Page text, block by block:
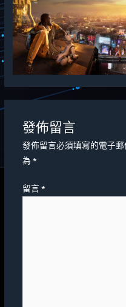
發佈留言
發佈留言必須填寫的電子郵
為 *
留言 *